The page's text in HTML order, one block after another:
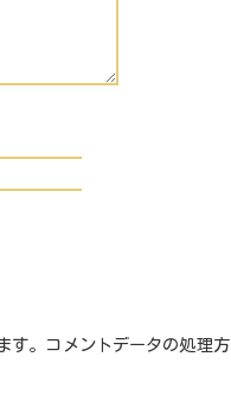
。 コメントデータの処理方